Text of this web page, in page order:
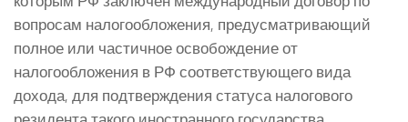
вопросам налогообложения, предусматривающий
полное или частичное освобождение от
налогообложения в РФ соответствующего вида
дохода, для подтверждения статуса налогового